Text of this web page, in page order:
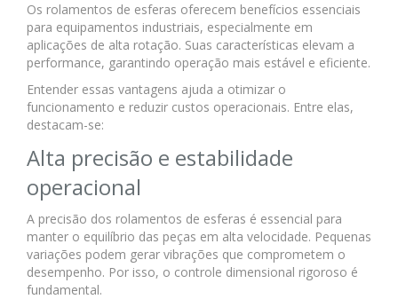
Os rolamentos de esferas oferecem benefícios essenciais
para equipamentos industriais, especialmente em
aplicações de alta rotação. Suas características elevam a
performance, garantindo operação mais estável e eficiente.
Entender essas vantagens ajuda a otimizar o
funcionamento e reduzir custos operacionais. Entre elas,
destacam-se:
Alta precisão e estabilidade
operacional
A precisão dos rolamentos de esferas é essencial para
manter o equilíbrio das peças em alta velocidade. Pequenas
variações podem gerar vibrações que comprometem o
desempenho. Por isso, o controle dimensional rigoroso é
fundamental.